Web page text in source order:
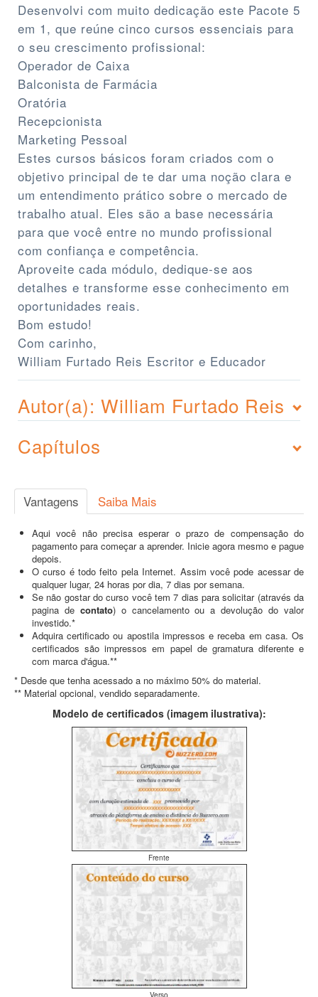
Desenvolvi com muito dedicação este Pacote 5
em 1, que reúne cinco cursos essenciais para
o seu crescimento profissional:
Operador de Caixa
Balconista de Farmácia
Oratória
Recepcionista
Marketing Pessoal
Estes cursos básicos foram criados com o
objetivo principal de te dar uma noção clara e
um entendimento prático sobre o mercado de
trabalho atual. Eles são a base necessária
para que você entre no mundo profissional
com confiança e competência.
Aproveite cada módulo, dedique-se aos
detalhes e transforme esse conhecimento em
oportunidades reais.
Bom estudo!
Com carinho,
William Furtado Reis Escritor e Educador
Autor(a): William Furtado Reis
Capítulos
Vantagens Saiba Mais
Aqui você não precisa esperar o prazo de compensação do
pagamento para começar a aprender. Inicie agora mesmo e pague
depois.
O curso é todo feito pela Internet. Assim você pode acessar de
qualquer lugar, 24 horas por dia, 7 dias por semana.
Se não gostar do curso você tem 7 dias para solicitar (através da
pagina de contato) o cancelamento ou a devolução do valor
investido.*
Adquira certificado ou apostila impressos e receba em casa. Os
certificados são impressos em papel de gramatura diferente e
com marca d'água.**
* Desde que tenha acessado a no máximo 50% do material.
** Material opcional, vendido separadamente.
Modelo de certificados (imagem ilustrativa):
Frente